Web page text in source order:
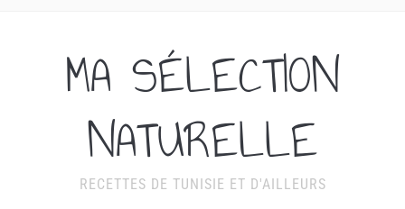
MA SÉLECTION
NATURELLE
RECETTES DE TUNISIE ET D'AILLEURS